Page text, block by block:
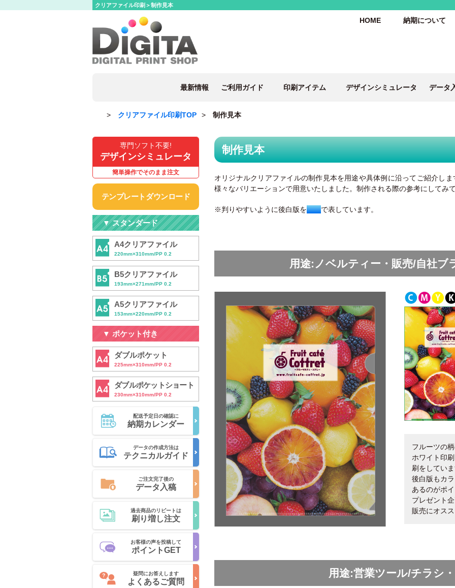
クリアファイル印刷＞制作見本
HOME 納期について
最新情報 ご利用ガイド 印刷アイテム デザインシミュレータ データ
クリアファイル印刷TOP 制作見本
専門ソフト不要!
デザインシミュレータ
簡単操作でそのまま注文
テンプレートダウンロード
▼ スタンダード
A4クリアファイル
220mm×310mm/PP 0.2
B5クリアファイル
193mm×271mm/PP 0.2
A5クリアファイル
153mm×220mm/PP 0.2
▼ ポケット付き
ダブルポケット
225mm×310mm/PP 0.2
ダブルポケットショート
230mm×310mm/PP 0.2
配送予定日の確認に
納期カレンダー
データの作成方法は
テクニカルガイド
ご注文完了後の
データ入稿
過去商品のリピートは
刷り増し注文
お客様の声を投稿して
ポイントGET
疑問にお答えします
よくあるご質問
制作見本
オリジナルクリアファイルの制作見本を用途や具体例に沿ってご紹介し
様々なバリエーションで用意いたしました。制作される際の参考にしてみ
※判りやすいように後白版を で表しています。
用途:ノベルティー・販売/自社ブ
フルーツの
ホワイト印
刷をしてい
後白版もカ
あるのがポ
プレゼント
販売にオス
用途:営業ツール/チラシ